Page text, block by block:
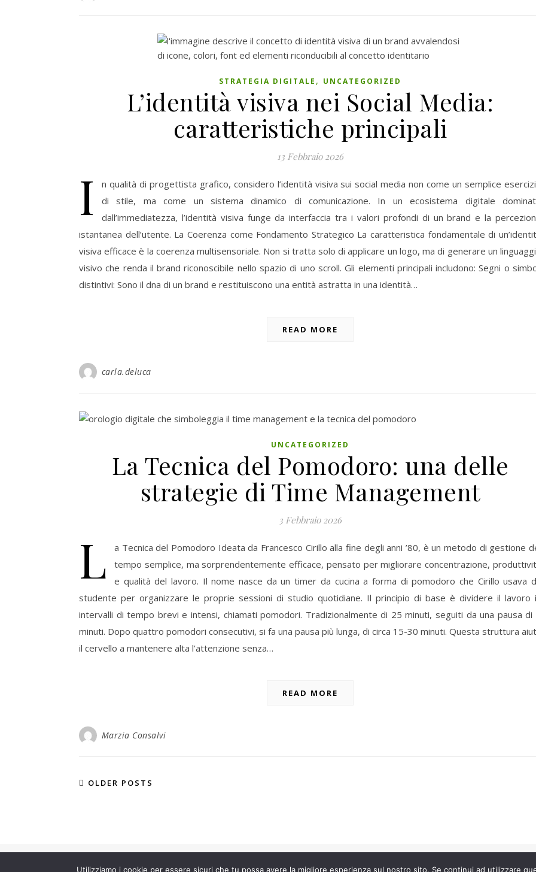
STRATEGIA DIGITALE , UNCATEGORIZED
L’identità visiva nei Social Media:
caratteristiche principali
13 Febbraio 2026
I
n qualità di progettista grafico, considero l’identità visiva sui social media non come un semplice
di stile, ma come un sistema dinamico di comunicazione. In un ecosistema digitale
dall’immediatezza, l’identità visiva funge da interfaccia tra i valori profondi di un brand e la
istantanea dell’utente. La Coerenza come Fondamento Strategico La caratteristica fondamentale di
visiva efficace è la coerenza multisensoriale. Non si tratta solo di applicare un logo, ma di generare un
visivo che renda il brand riconoscibile nello spazio di uno scroll. Gli elementi principali includono: Segni o
distintivi: Sono il dna di un brand e restituiscono una entità astratta in una identità…
READ MORE
carla.deluca
UNCATEGORIZED
La Tecnica del Pomodoro: una delle
strategie di Time Management
3 Febbraio 2026
L
a Tecnica del Pomodoro Ideata da Francesco Cirillo alla fine degli anni ’80, è un metodo di gestione
tempo semplice, ma sorprendentemente efficace, pensato per migliorare concentrazione,
e qualità del lavoro. Il nome nasce da un timer da cucina a forma di pomodoro che Cirillo usava
studente per organizzare le proprie sessioni di studio quotidiane. Il principio di base è dividere il lavoro
intervalli di tempo brevi e intensi, chiamati pomodori. Tradizionalmente di 25 minuti, seguiti da una pausa di
minuti. Dopo quattro pomodori consecutivi, si fa una pausa più lunga, di circa 15-30 minuti. Questa struttura
il cervello a mantenere alta l’attenzione senza…
READ MORE
Marzia Consalvi
OLDER POSTS
Savona Theme by Optima Themes
Utilizziamo i cookie per essere sicuri che tu possa avere la migliore esperienza sul nostro sito. Se continui ad utilizzare